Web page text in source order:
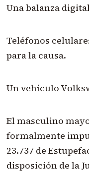
Una balanza
Teléfonos
para la causa.
Un vehículo
El masculino
formalmente
23.737 de
disposición de la